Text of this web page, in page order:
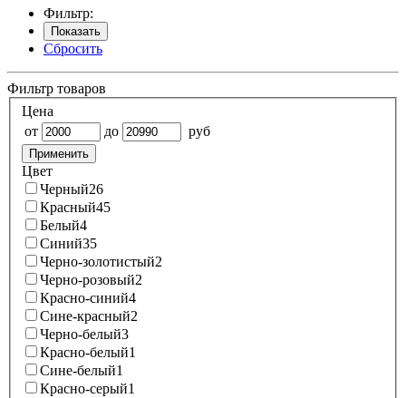
Фильтр:
Показать
Сбросить
Фильтр товаров
Цена
от
до руб
Применить
Цвет
Черный26
Красный45
Белый4
Синий35
Черно-золотистый2
Черно-розовый2
Красно-синий4
Сине-красный2
Черно-белый3
Красно-белый1
Сине-белый1
Красно-серый1